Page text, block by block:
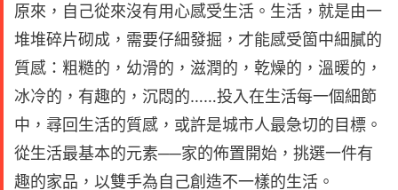
原來，自己從來沒有用心感受生活。生活，就是由一
堆堆碎片砌成，需要仔細發掘，才能感受箇中細膩的
質感：粗糙的，幼滑的，滋潤的，乾燥的，溫暖的，
冰冷的，有趣的，沉悶的……投入在生活每一個細節
中，尋回生活的質感，或許是城市人最急切的目標。
從生活最基本的元素──家的佈置開始，挑選一件有
趣的家品，以雙手為自己創造不一樣的生活。